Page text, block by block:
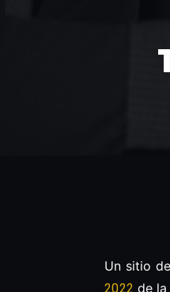
Un sitio de
2022 de la